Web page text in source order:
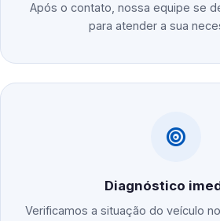
Após o contato, nossa equipe se
para atender a sua
Diagnóstico
Verificamos a situação do veículo